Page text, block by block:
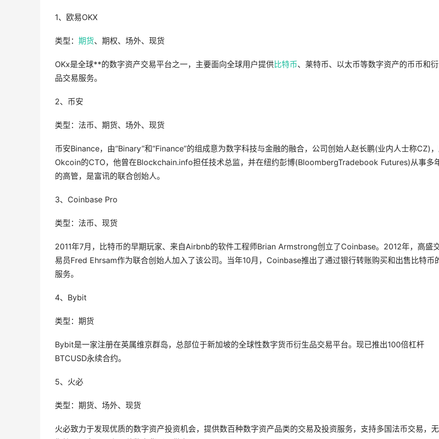
1、欧易OKX
类型： 期货、期权、场外、现货
OKx是全球**的数字资产交易平台之一，主要面向全球用户提供比特币、莱特币、以太币等数字资产的币币和
品交易服务。
2、币安
类型：法币、期货、场外、现货
币安Binance，由“Binary”和“Finance”的组成意为数字科技与金融的融合，公司创始人赵长鹏(业内人士称CZ)
Okcoin的CTO，他曾在Blockchain.info担任技术总监，并在纽约彭博(BloombergTradebook Futures)从事多
的高管，是富讯的联合创始人。
3、Coinbase Pro
类型：法币、现货
2011年7月，比特币的早期玩家、来自Airbnb的软件工程师Brian Armstrong创立了Coinbase。2012年，高盛
易员Fred Ehrsam作为联合创始人加入了该公司。当年10月，Coinbase推出了通过银行转账购买和出售比特币
服务。
4、Bybit
类型：期货
Bybit是一家注册在英属维京群岛，总部位于新加坡的全球性数字货币衍生品交易平台。现已推出100倍杠杆
BTCUSD永续合约。
5、火必
类型：期货、场外、现货
火必致力于发现优质的数字资产投资机会，提供数百种数字资产品类的交易及投资服务，支持多国法币交易，